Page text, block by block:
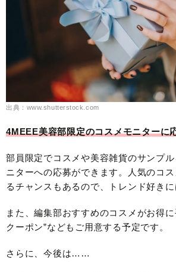
出典：www.shutterstock.com
4MEEE美容部限定のコスメモニターに
部員限定でコスメや美容雑貨のサンプ
ニターへの応募ができます。人気のコ
るチャンスもあるので、トレンド好き
また、編集部おすすめのコスメがお得
クーポン”などもご用意する予定です。
さらに、今後は……